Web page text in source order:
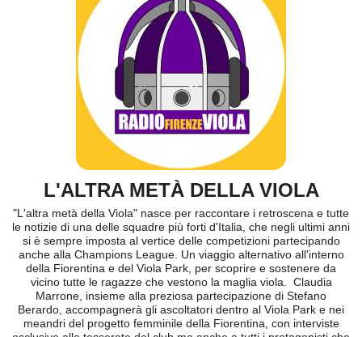
L'ALTRA METÀ DELLA VIOLA
"L'altra metà della Viola" nasce per raccontare i retroscena e tutte
le notizie di una delle squadre più forti d'Italia, che negli ultimi anni
si è sempre imposta al vertice delle competizioni partecipando
anche alla Champions League. Un viaggio alternativo all'interno
della Fiorentina e del Viola Park, per scoprire e sostenere da
vicino tutte le ragazze che vestono la maglia viola. Claudia
Marrone, insieme alla preziosa partecipazione di Stefano
Berardo, accompagnerà gli ascoltatori dentro al Viola Park e nei
meandri del progetto femminile della Fiorentina, con interviste